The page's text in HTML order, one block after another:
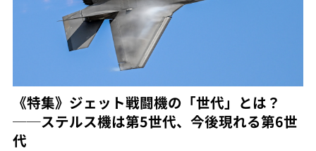
《特集》ジェット戦闘機の「世代」とは？
──ステルス機は第5世代、今後現れる第6世
代